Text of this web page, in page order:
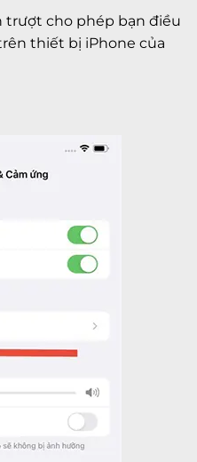
trượt cho phép bạn điều
thiết bị iPhone của